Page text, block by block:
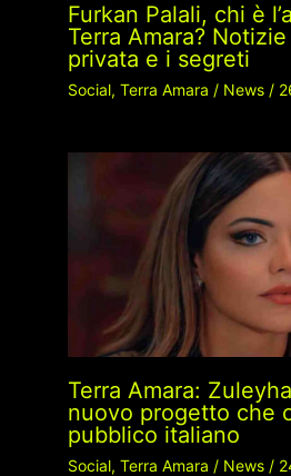
Furkan Palali, chi è
Terra Amara?
privata e i segreti
Social, Terra Amara / News/
Terra Amara:
nuovo progetto che
pubblico italiano
Social, Terra Amara / News/